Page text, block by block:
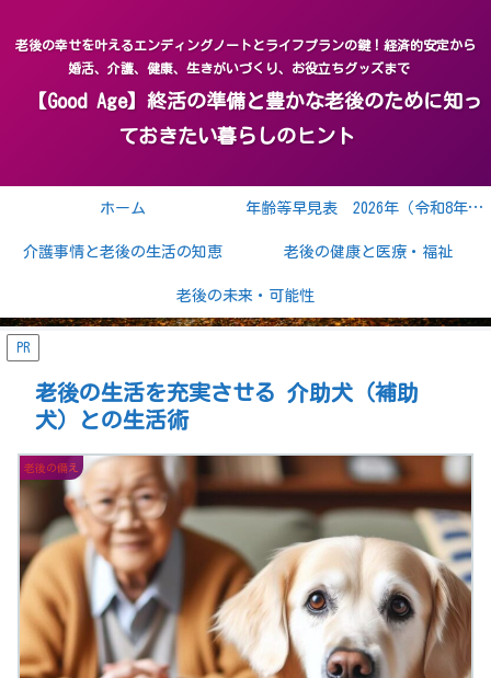
老後の幸せを叶えるエンディングノートとライフプランの鍵！経済的安定から
婚活、介護、健康、生きがいづくり、お役立ちグッズまで
【Good Age】終活の準備と豊かな老後のために知っ
ておきたい暮らしのヒント
ホーム 年齢等早見表 2026年（令和8年） 2027年（令和9年）
介護事情と老後の生活の知恵 老後の健康と医療・福祉
老後の未来・可能性
PR
老後の生活を充実させる 介助犬（補助
犬）との生活術
老後の備え